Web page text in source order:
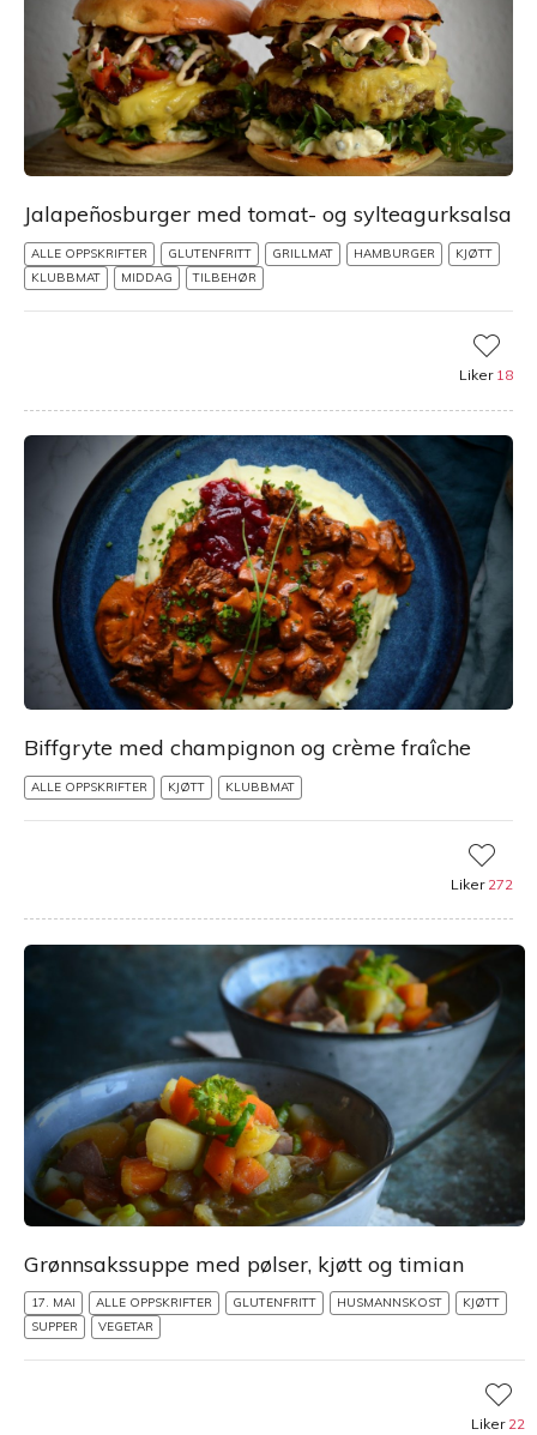
Jalapeñosburger med tomat- og sylteagurksalsa
ALLE OPPSKRIFTER GLUTENFRITT GRILLMAT HAMBURGER
KJØTT
KLUBBMAT
MIDDAG TILBEHØR
Liker 18
Biffgryte med champignon og crème fraîche
ALLE OPPSKRIFTER KJØTT KLUBBMAT
Liker 272
Grønnsakssuppe med pølser, kjøtt og timian
17. MAI ALLE OPPSKRIFTER GLUTENFRITT HUSMANNSKOST
KJØTT
SUPPER
VEGETAR
Liker 22